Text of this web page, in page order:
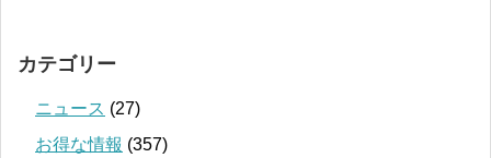
カテゴリー
ニュース (27)
お得な情報 (357)